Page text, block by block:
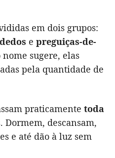
em dois grupos:
e preguiças-de-
nome sugere, elas
pela quantidade de
praticamente toda
. Dormem, descansam,
e até dão à luz sem